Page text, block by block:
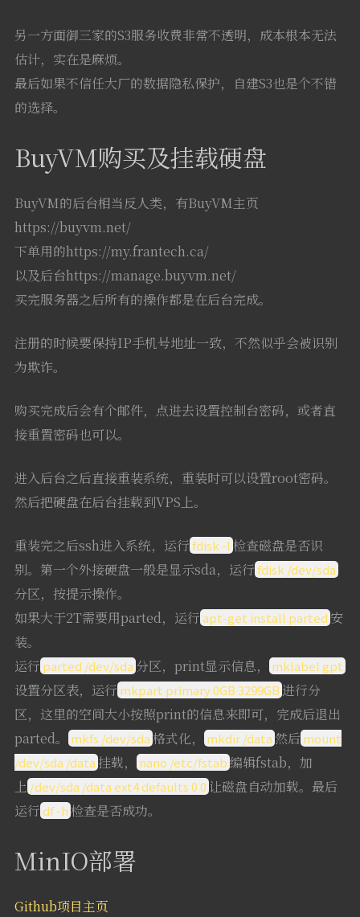
另一方面御三家的S3服务收费非常不透明，成本根本无法
估计，实在是麻烦。
最后如果不信任大厂的数据隐私保护，自建S3也是个不错
的选择。
BuyVM购买及挂载硬盘
BuyVM的后台相当反人类，有BuyVM主页
https://buyvm.net/
下单用的https://my.frantech.ca/
以及后台https://manage.buyvm.net/
买完服务器之后所有的操作都是在后台完成。
注册的时候要保持IP手机号地址一致，不然似乎会被识别
为欺诈。
购买完成后会有个邮件，点进去设置控制台密码，或者直
接重置密码也可以。
进入后台之后直接重装系统，重装时可以设置root密码。
然后把硬盘在后台挂载到VPS上。
重装完之后ssh进入系统，运行fdisk -l检查磁盘是否识
别。第一个外接硬盘一般是显示sda，运行fdisk /dev/sda
分区，按提示操作。
如果大于2T需要用parted，运行apt-get install parted安
装。
运行 parted /dev/sda分区，print显示信息， mklabel gpt
设置分区表，运行 mkpart primary 0GB 3299GB进行分
区，这里的空间大小按照print的信息来即可，完成后退出
parted。
mkfs /dev/sda格式化， mkdir /data然后 mount
/dev/sda /data挂载， nano /etc/fstab编辑fstab，加
上 /dev/sda /data ext4 defaults 0 0让磁盘自动加载。最后
运行df -h检查是否成功。
MinIO部署
Github项目主页